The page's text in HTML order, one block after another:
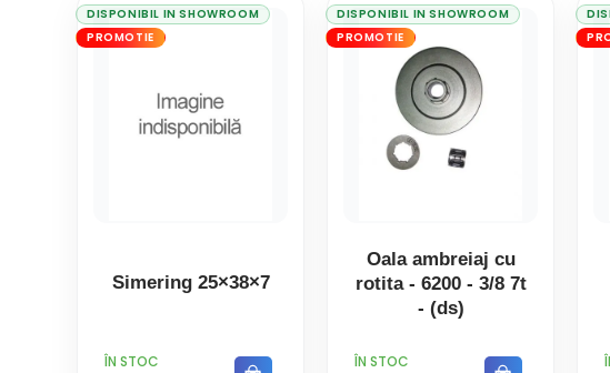
DISPONIBIL IN SHOWROOM
PROMOTIE
Simering 25×38×7
PRET
ÎN STOC
DISPONIBIL IN SHOWROOM
PROMOTIE
Oala ambreiaj cu
rotita - 6200 - 3/8 7t
- (ds)
PRET
ÎN STOC